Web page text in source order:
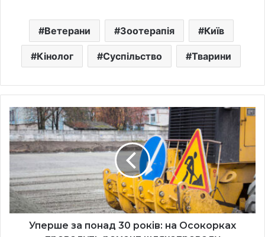
Ветерани Зоотерапія Київ
Кінолог Суспільство Тварини
Уперше
за
понад
30
Осокорках
проведуть
ремонт
шляхопроводу
Уперше за понад 30 років: на Осокорках